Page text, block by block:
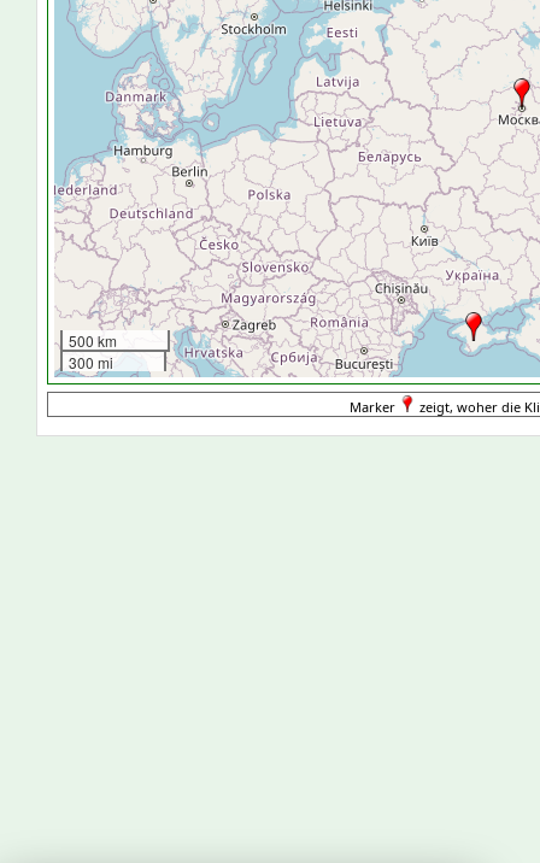
500 km
300 mi
Marker zeigt, woher die